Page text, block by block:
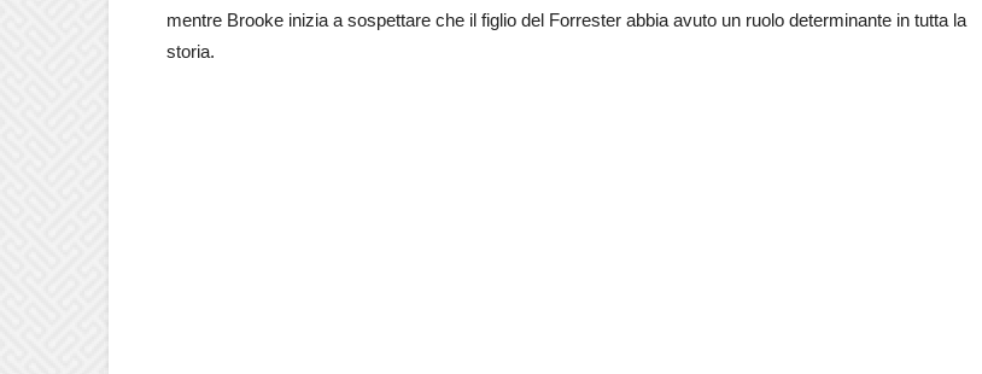
mentre Brooke inizia a sospettare che il figlio del Forrester abbia avuto un ruolo determinante in tutta la
storia.